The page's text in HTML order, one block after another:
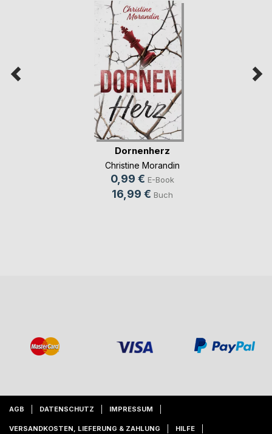
Dornenherz
Christine Morandin
0,99 € E-Book
16,99 € Buch
AGB DATENSCHUTZ IMPRESSUM
VERSANDKOSTEN, LIEFERUNG & ZAHLUNG HILFE